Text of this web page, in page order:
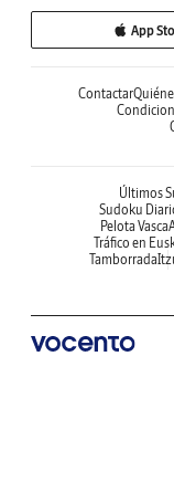
App
Contactar
Últimos
Sudoku
Pelota Vasca
Tráfico en
Tamborrada